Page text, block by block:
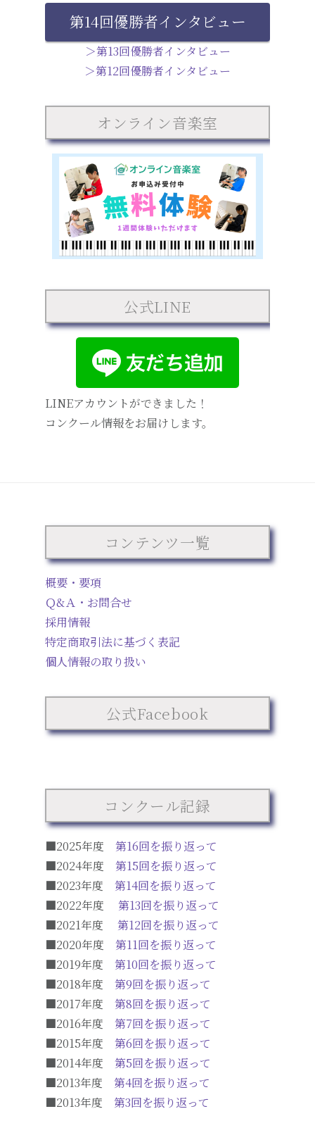
第14回優勝者インタビュー
＞第13回優勝者インタビュー
＞第12回優勝者インタビュー
オンライン音楽室
公式LINE
LINEアカウントができました！
コンクール情報をお届けします。
コンテンツ一覧
概要・要項
Ｑ&Ａ・お問合せ
採用情報
特定商取引法に基づく表記
個人情報の取り扱い
公式Facebook
コンクール記録
■2025年度 第16回を振り返って
■2024年度 第15回を振り返って
■2023年度 第14回を振り返って
■2022年度 第13回を振り返って
■2021年度 第12回を振り返って
■2020年度 第11回を振り返って
■2019年度 第10回を振り返って
■2018年度 第9回を振り返って
■2017年度 第8回を振り返って
■2016年度 第7回を振り返って
■2015年度 第6回を振り返って
■2014年度 第5回を振り返って
■2013年度 第4回を振り返って
■2013年度 第3回を振り返って